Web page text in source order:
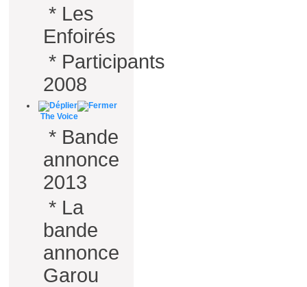
* Les
Enfoirés
* Participants
2008
The Voice
* Bande
annonce
2013
* La
bande
annonce
Garou